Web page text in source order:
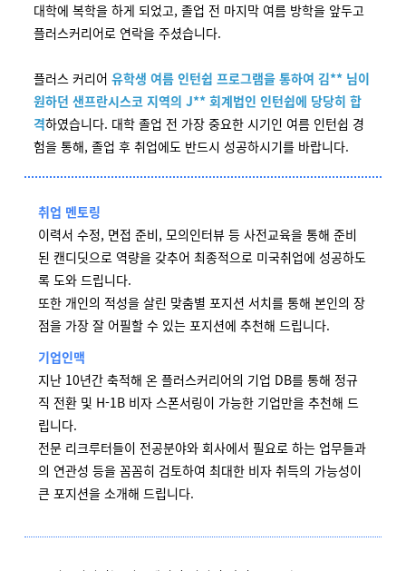
대학에 복학을 하게 되었고, 졸업 전 마지막 여름 방학을 앞두고
플러스커리어로 연락을 주셨습니다.
플러스 커리어 유학생 여름 인턴쉽 프로그램을 통하여 김** 님이
원하던 샌프란시스코 지역의 J** 회계법인 인턴쉽에 당당히 합
격하였습니다. 대학 졸업 전 가장 중요한 시기인 여름 인턴쉽 경
험을 통해, 졸업 후 취업에도 반드시 성공하시기를 바랍니다.
취업 멘토링
이력서 수정, 면접 준비, 모의인터뷰 등 사전교육을 통해 준비
된 캔디딧으로 역량을 갖추어 최종적으로 미국취업에 성공하도
록 도와 드립니다.
또한 개인의 적성을 살린 맞춤별 포지션 서치를 통해 본인의 장
점을 가장 잘 어필할 수 있는 포지션에 추천해 드립니다.
기업인맥
지난 10년간 축적해 온 플러스커리어의 기업 DB를 통해 정규
직 전환 및 H-1B 비자 스폰서링이 가능한 기업만을 추천해 드
립니다.
전문 리크루터들이 전공분야와 회사에서 필요로 하는 업무들과
의 연관성 등을 꼼꼼히 검토하여 최대한 비자 취득의 가능성이
큰 포지션을 소개해 드립니다.